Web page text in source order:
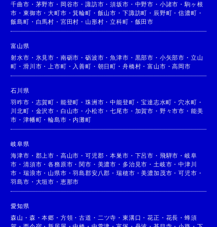
千曲市 ・ 茅野市 ・ 岡谷市 ・諏訪市 ・須坂市 ・ 中野市 ・ 小諸市 ・ 駒ヶ根
市 ・東御市 ・大町市 ・箕輪町 ・ 飯山市 ・ 下諏訪町 ・ 辰野町 ・信濃町 ・
飯島町 ・ 白馬村 ・ 宮田村 ・ 山形村 ・立科町 ・ 飯田市
富山県
射水市 ・ 氷見市 ・ 南砺市 ・砺波市 ・魚津市 ・ 黒部市 ・ 小矢部市 ・ 立山
町 ・滑川市 ・ 上市町 ・ 入善町 ・ 朝日町 ・ 舟橋村 ・富山市 ・高岡市
石川県
羽咋市 ・ 志賀町 ・ 能登町 ・珠洲市 ・中能登町 ・宝達志水町 ・ 穴水町 ・
川北町 ・ 金沢市 ・ 白山市 ・小松市 ・七尾市 ・ 加賀市 ・ 野々市市 ・ 能美
市 ・津幡町 ・輪島市 ・ 内灘町
岐阜県
海津市 ・ 郡上市 ・ 高山市 ・可児郡 ・本巣市 ・ 下呂市 ・ 飛騨市 ・ 岐阜
市 ・清須市 ・各務原市 ・関市 ・ 美濃市 ・ 多治見市 ・ 土岐市 ・中津川
市 ・瑞浪市 ・ 山県市 ・羽島郡安八郡 ・瑞穂市 ・美濃加茂市 ・可児市 ・
羽島市 ・ 大垣市 ・ 恵那市
愛知県
森山 ・ 森 ・本郷 ・ 方領 ・古道 ・ 二ツ寺 ・ 東溝口 ・花正 ・ 花長 ・ 蜂須